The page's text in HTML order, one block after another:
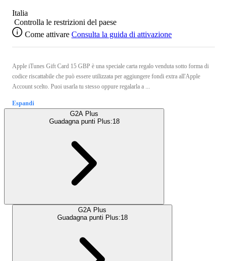
Italia
Controlla le restrizioni del paese
Come attivare Consulta la guida di attivazione
Apple iTunes Gift Card 15 GBP è una speciale carta regalo venduta sotto forma di
codice riscattabile che può essere utilizzata per aggiungere fondi extra all'Apple
Account scelto. Puoi usarla tu stesso oppure regalarla a ...
Espandi
G2A Plus
Guadagna punti Plus:18
G2A Plus
Guadagna punti Plus:18